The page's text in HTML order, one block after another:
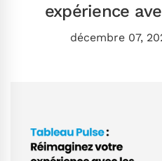
expérience
décembre 07,